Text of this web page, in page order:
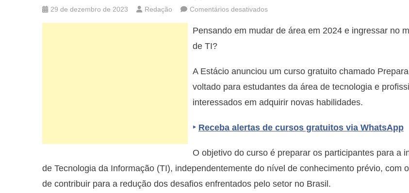
29 de dezembro de 2023 Redação Comentários desativados
oferece
e
quem
trabalhar
tecnologia
Pensando em mudar de área em 2024 e ingressar no
de TI?
A Estácio anunciou um curso gratuito chamado
voltado para estudantes da área de tecnologia e
interessados em adquirir novas habilidades.
‣ Receba alertas de cursos gratuitos via WhatsApp
O objetivo do curso é preparar os participantes para a
de Tecnologia da Informação (TI), independentemente do nível de conhecimento prévio, com
de contribuir para a redução dos desafios enfrentados pelo setor no Brasil.